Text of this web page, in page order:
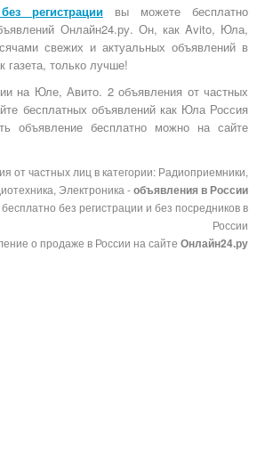
регистрации вы можете бесплатно
Онлайн24.ру. Он, как Avito, Юла,
свежих и актуальных объявлений в
газета, только лучше!
на Юле, Авито. 2 объявления от частных
бесплатных объявлений как Юла Россия
объявление бесплатно можно на сайте
от частных лиц в категории: Радиоприемники,
Электроника -объявления в России
без регистрации и без посредников в
России
о продаже в России на сайте Онлайн24.ру